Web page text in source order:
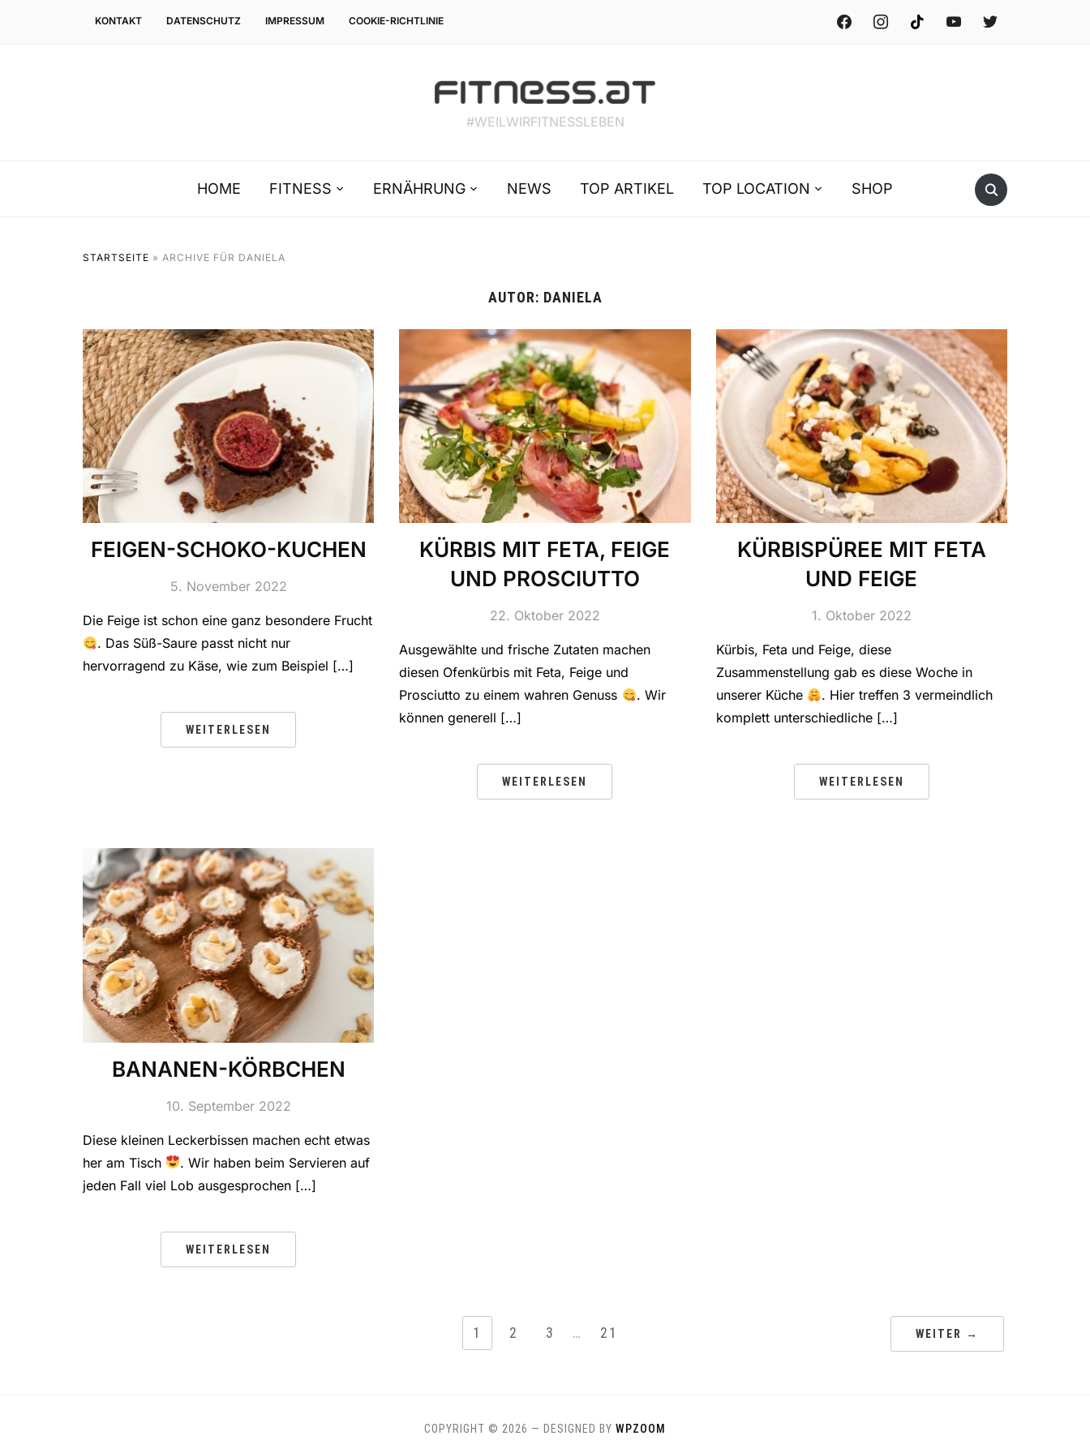
facebook instagramtiktok youtube twitter
KONTAKT DATENSCHUTZ IMPRESSUM COOKIE-RICHTLINIE
#WEILWIRFITNESSLEBEN
HOME FITNESS ERNÄHRUNG NEWS TOP ARTIKEL TOP LOCATION SHOP
STARTSEITE » ARCHIVE FÜR DANIELA
AUTOR: DANIELA
FEIGEN-SCHOKO-KUCHEN
5. November 2022
Die Feige ist schon eine ganz besondere Frucht
. Das Süß-Saure passt nicht nur
hervorragend zu Käse, wie zum Beispiel […]
WEITERLESEN
KÜRBIS MIT FETA, FEIGE
UND PROSCIUTTO
22. Oktober 2022
Ausgewählte und frische Zutaten machen
diesen Ofenkürbis mit Feta, Feige und
Prosciutto zu einem wahren Genuss
. Wir
können generell […]
WEITERLESEN
KÜRBISPÜREE MIT FETA
UND FEIGE
1. Oktober 2022
Kürbis, Feta und Feige, diese
Zusammenstellung gab es diese Woche in
unserer Küche
. Hier treffen 3 vermeindlich
komplett unterschiedliche […]
WEITERLESEN
BANANEN-KÖRBCHEN
10. September 2022
Diese kleinen Leckerbissen machen echt etwas
her am Tisch
. Wir haben beim Servieren auf
jeden Fall viel Lob ausgesprochen […]
WEITERLESEN
1 2 3 … 21 WEITER →
COPYRIGHT © 2026 — DESIGNED BY WPZOOM